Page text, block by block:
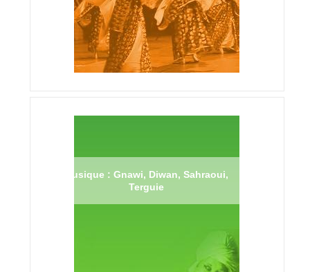
Musique : Gnawi, Diwan, Sahraoui,
Terguie